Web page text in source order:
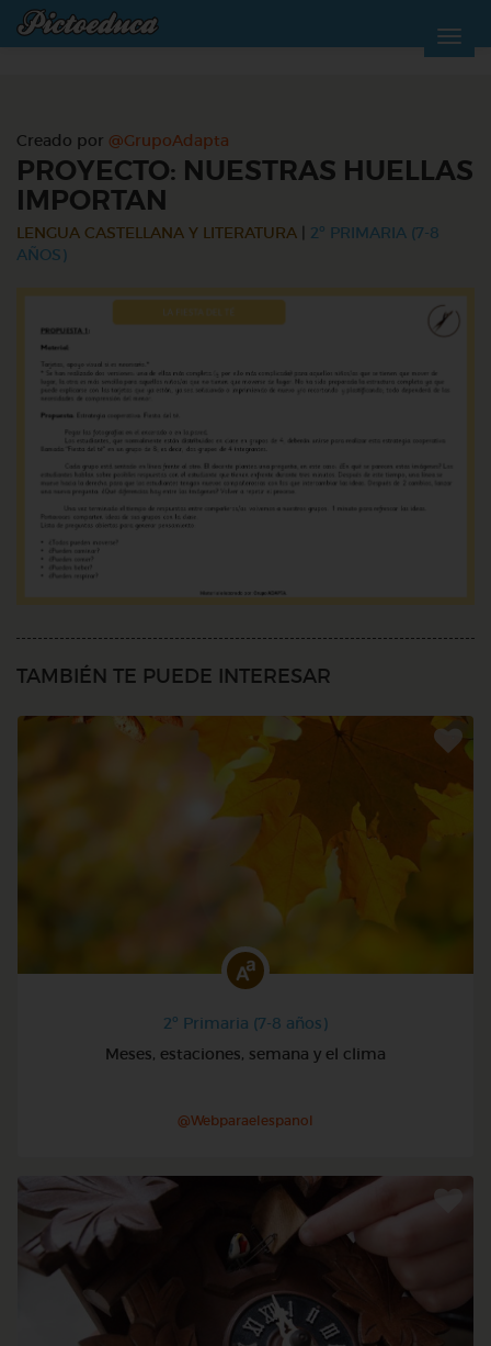
Creado por @GrupoAdapta
PROYECTO: NUESTRAS HUELLAS
IMPORTAN
LENGUA CASTELLANA Y LITERATURA
2º PRIMARIA (7-8
AÑOS)
TAMBIÉN TE PUEDE INTERESAR
2º Primaria (7-8 años)
Meses, estaciones, semana y el clima
@Webparaelespanol